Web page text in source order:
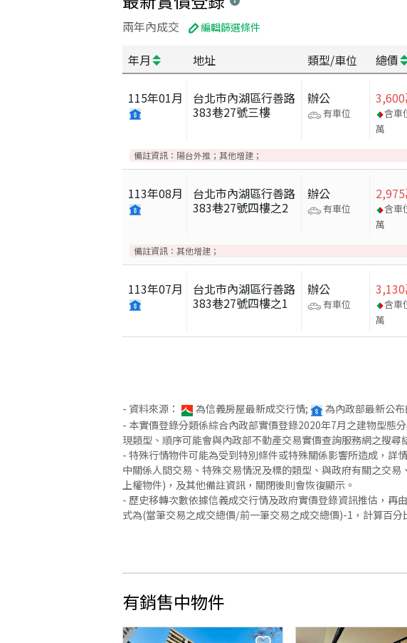
兩年內成交 編輯篩選條件
年月 地址 類型/車位 總價
115年01月
台北市內湖區行善路
383巷27號三樓
辦公
有車位
3,600
含車
萬
備註資訊： 陽台外推；其他增建；
113年08月
台北市內湖區行善路
383巷27號四樓之2
辦公
有車位
2,975
含車
萬
備註資訊： 其他增建；
113年07月
台北市內湖區行善路
383巷27號四樓之1
辦公
有車位
3,130
含車
萬
- 資料來源： 為信義房屋最新成交行情; 為內政部最新公
- 本實價登錄分類係綜合內政部實價登錄2020年7月之建物型態
現類型、順序可能會與內政部不動產交易實價查詢服務網之搜尋
- 特殊行情物件可能為受到特別條件或特殊關係影響所造成，詳
中關係人間交易、特殊交易情況及標的類型、與政府有關之交
上權物件)，及其他備註資訊，關閉後則會恢復顯示。
- 歷史移轉次數依據信義成交行情及政府實價登錄資訊推估，再
式為(當筆交易之成交總價/前一筆交易之成交總價)-1，計算百
有銷售中物件